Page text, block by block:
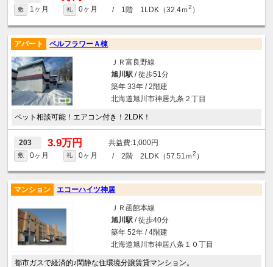
敷 1ヶ月 礼 0ヶ月 / 1階 1LDK（32.4ｍ2 ）
アパート ベルフラワーＡ棟
ＪＲ富良野線
旭川駅/ 徒歩51分
築年 33年 / 2階建
北海道旭川市神居九条２丁目
ペット相談可能！エアコン付き！2LDK！
203 3.9万円 1,000円
敷 0ヶ月 礼 0ヶ月 / 2階 2LDK（57.51ｍ2 ）
マンション エコーハイツ神居
ＪＲ函館本線
旭川駅/ 徒歩40分
築年 52年 / 4階建
北海道旭川市神居八条１０丁目
都市ガスで経済的♪閑静な住環境分譲賃貸マンション。